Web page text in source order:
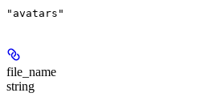
"avatars"
file_name
string